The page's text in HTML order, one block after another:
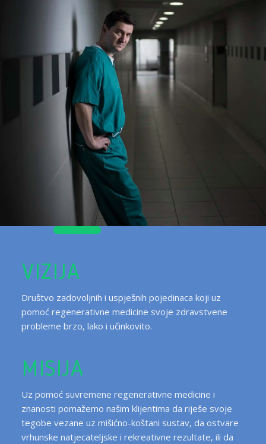
VIZIJA
Društvo zadovoljnih i uspješnih pojedinaca koji uz
pomoć regenerativne medicine svoje zdravstvene
probleme brzo, lako i učinkovito.
MISIJA
Uz pomoć suvremene regenerativne medicine i
znanosti pomažemo našim klijentima da riješe svoje
tegobe vezane uz mišićno-koštani sustav, da ostvare
vrhunske natjecateljske i rekreativne rezultate, ili da